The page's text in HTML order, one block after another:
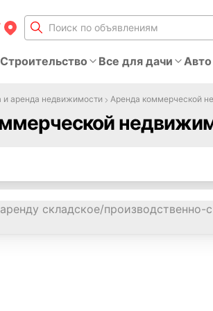
Строительство Все для дачи
аренда недвижимости Аренда коммерческой